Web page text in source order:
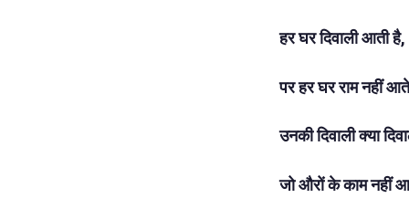
हर घर दिवाली आती है,
पर हर घर राम नहीं
उनकी दिवाली क्या
जो औरों के काम नहीं